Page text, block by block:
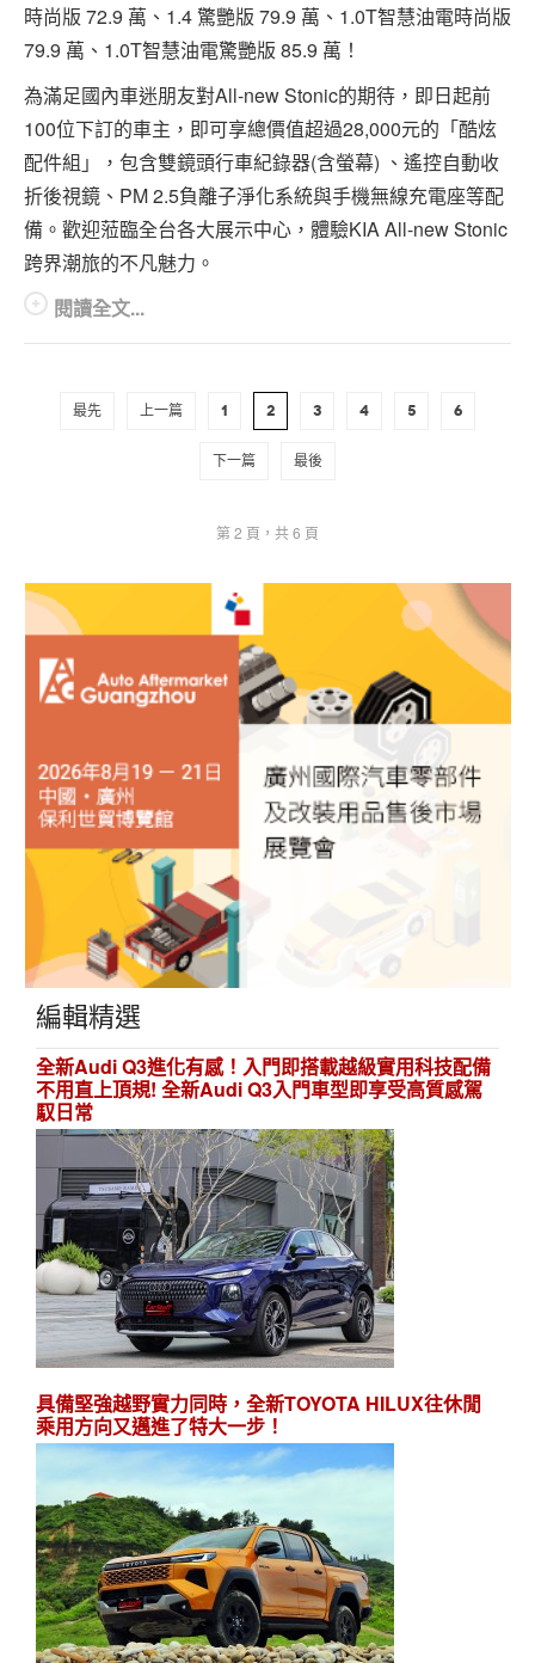
時尚版 72.9 萬、1.4 驚艷版 79.9 萬、1.0T智慧油電時尚版
79.9 萬、1.0T智慧油電驚艷版 85.9 萬！
為滿足國內車迷朋友對All-new Stonic的期待，即日起前
100位下訂的車主，即可享總價值超過28,000元的「酷炫
配件組」，包含雙鏡頭行車紀錄器(含螢幕) 、遙控自動收
折後視鏡、PM 2.5負離子淨化系統與手機無線充電座等配
備。歡迎蒞臨全台各大展示中心，體驗KIA All-new Stonic
跨界潮旅的不凡魅力。
閱讀全文...
最先 上一篇 1 2 3 4 5 6
下一篇 最後
第 2 頁，共 6 頁
編輯精選
全新Audi Q3進化有感！入門即搭載越級實用科技配備
不用直上頂規! 全新Audi Q3入門車型即享受高質感駕
馭日常
具備堅強越野實力同時，全新TOYOTA HILUX往休閒
乘用方向又邁進了特大一步！